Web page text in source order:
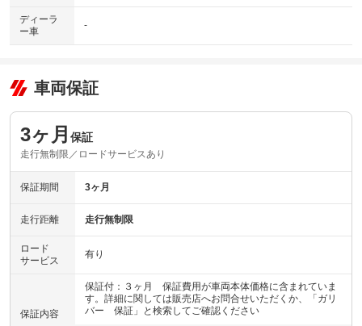
ディーラ
ー車
-
車両保証
3ヶ月 保証
走行無制限／ロードサービスあり
保証期間 3ヶ月
走行距離 走行無制限
ロード
サービス
有り
保証内容
保証付：３ヶ月 保証費用が車両本体価格に含まれていま
す。詳細に関しては販売店へお問合せいただくか、「ガリ
バー 保証」と検索してご確認ください